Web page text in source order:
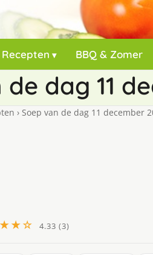
Recepten BBQ & Zomer
dag 11
› Soep van de dag 11 december
4.33 (3)